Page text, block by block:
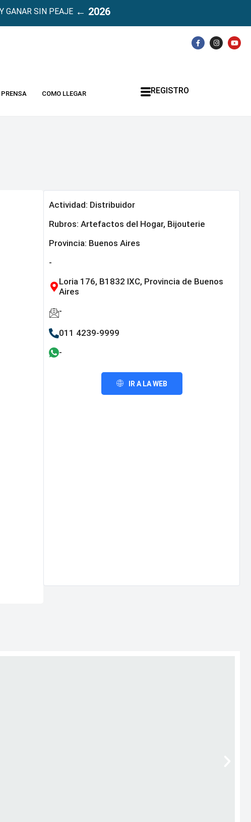
GANAR SIN PEAJE← 2026
PRENSA COMO LLEGAR REGISTRO
Actividad: Distribuidor
Rubros: Artefactos del Hogar, Bijouterie
Provincia: Buenos Aires
-
Loria 176, B1832 IXC, Provincia de Buenos
Aires
-
011 4239-9999
-
IR A LA WEB